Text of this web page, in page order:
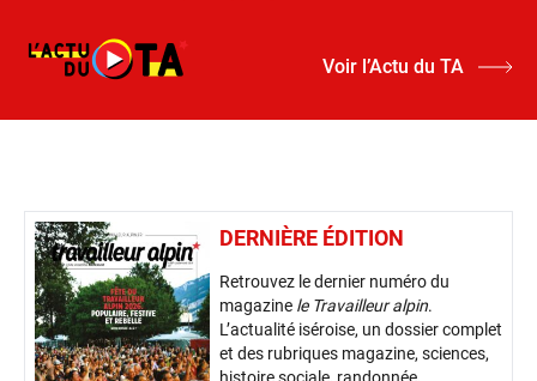
Voir l’Actu du TA
DERNIÈRE ÉDITION
Retrouvez le dernier numéro du
magazine le Travailleur alpin.
L’actualité iséroise, un dossier complet
et des rubriques magazine, sciences,